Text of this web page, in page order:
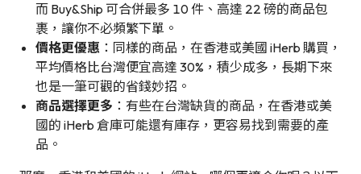
而 Buy&Ship 可合併最多 10 件、高達 22 磅的商品包
裹，讓你不必頻繁下單。
價格更優惠 ：同樣的商品，在香港或美國 iHerb 購買，
平均價格比台灣便宜高達 30%，積少成多，長期下來
也是一筆可觀的省錢妙招。
商品選擇更多 ：有些在台灣缺貨的商品，在香港或美
國的 iHerb 倉庫可能還有庫存，更容易找到需要的產
品。